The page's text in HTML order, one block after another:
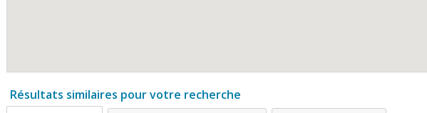
Résultats similaires pour votre recherche